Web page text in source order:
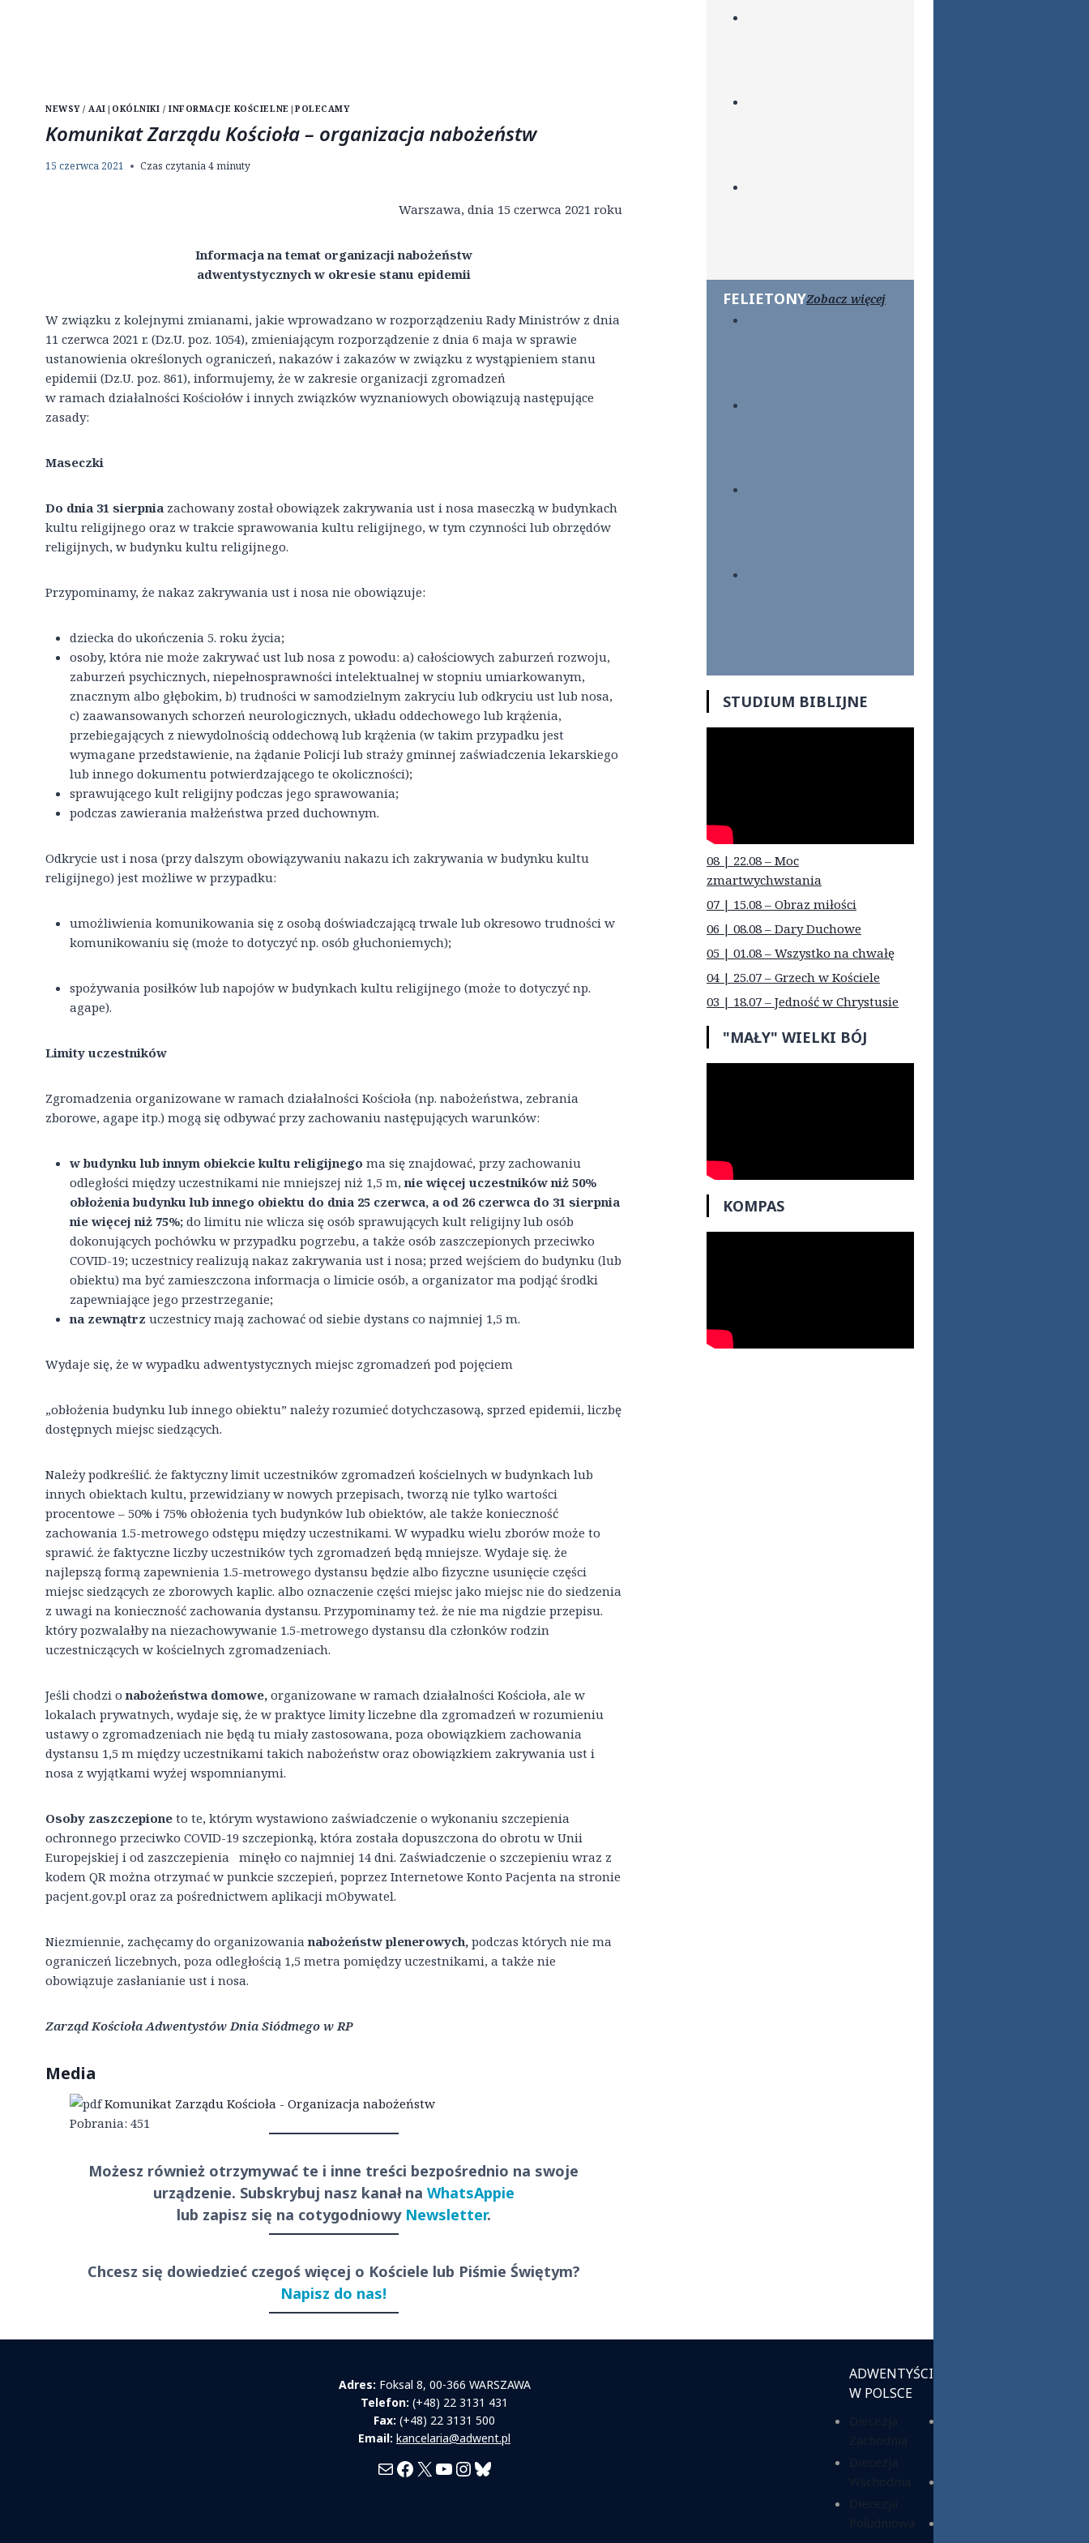
NEWSY / AAI | OKÓLNIKI / INFORMACJE KOŚCIELNE |POLECAMY
Komunikat Zarządu Kościoła – organizacja nabożeństw
15 czerwca 2021 Czas czytania4minuty
Warszawa, dnia 15 czerwca 2021 roku
Informacja na temat organizacji nabożeństw
adwentystycznych w okresie stanu epidemii
W związku z kolejnymi zmianami, jakie wprowadzano w rozporządzeniu Rady Ministrów z dnia
11 czerwca 2021 r. (Dz.U. poz. 1054), zmieniającym rozporządzenie z dnia 6 maja w sprawie
ustanowienia określonych ograniczeń, nakazów i zakazów w związku z wystąpieniem stanu
epidemii (Dz.U. poz. 861), informujemy, że w zakresie organizacji zgromadzeń
w ramach działalności Kościołów i innych związków wyznaniowych obowiązują następujące
zasady:
Maseczki
Do dnia 31 sierpnia zachowany został obowiązek zakrywania ust i nosa maseczką w budynkach
kultu religijnego oraz w trakcie sprawowania kultu religijnego, w tym czynności lub obrzędów
religijnych, w budynku kultu religijnego.
Przypominamy, że nakaz zakrywania ust i nosa nie obowiązuje:
dziecka do ukończenia 5. roku życia;
osoby, która nie może zakrywać ust lub nosa z powodu: a) całościowych zaburzeń rozwoju,
zaburzeń psychicznych, niepełnosprawności intelektualnej w stopniu umiarkowanym,
znacznym albo głębokim, b) trudności w samodzielnym zakryciu lub odkryciu ust lub nosa,
c) zaawansowanych schorzeń neurologicznych, układu oddechowego lub krążenia,
przebiegających z niewydolnością oddechową lub krążenia (w takim przypadku jest
wymagane przedstawienie, na żądanie Policji lub straży gminnej zaświadczenia lekarskiego
lub innego dokumentu potwierdzającego te okoliczności);
sprawującego kult religijny podczas jego sprawowania;
podczas zawierania małżeństwa przed duchownym.
Odkrycie ust i nosa (przy dalszym obowiązywaniu nakazu ich zakrywania w budynku kultu
religijnego) jest możliwe w przypadku:
umożliwienia komunikowania się z osobą doświadczającą trwale lub okresowo trudności w
komunikowaniu się (może to dotyczyć np. osób głuchoniemych);
spożywania posiłków lub napojów w budynkach kultu religijnego (może to dotyczyć np.
agape).
Limity uczestników
Zgromadzenia organizowane w ramach działalności Kościoła (np. nabożeństwa, zebrania
zborowe, agape itp.) mogą się odbywać przy zachowaniu następujących warunków:
w budynku lub innym obiekcie kultu religijnego ma się znajdować, przy zachowaniu
odległości między uczestnikami nie mniejszej niż 1,5 m,nie więcej uczestników niż 50%
obłożenia budynku lub innego obiektu do dnia 25 czerwca, a od 26 czerwca do 31 sierpnia
nie więcej niż 75%; do limitu nie wlicza się osób sprawujących kult religijny lub osób
dokonujących pochówku w przypadku pogrzebu, a także osób zaszczepionych przeciwko
COVID-19; uczestnicy realizują nakaz zakrywania ust i nosa; przed wejściem do budynku (lub
obiektu) ma być zamieszczona informacja o limicie osób, a organizator ma podjąć środki
zapewniające jego przestrzeganie;
na zewnątrz uczestnicy mają zachować od siebie dystans co najmniej 1,5 m.
Wydaje się, że w wypadku adwentystycznych miejsc zgromadzeń pod pojęciem
„obłożenia budynku lub innego obiektu” należy rozumieć dotychczasową, sprzed epidemii, liczbę
dostępnych miejsc siedzących.
Należy podkreślić. że faktyczny limit uczestników zgromadzeń kościelnych w budynkach lub
innych obiektach kultu, przewidziany w nowych przepisach, tworzą nie tylko wartości
procentowe – 50% i 75% obłożenia tych budynków lub obiektów, ale także konieczność
zachowania 1.5-metrowego odstępu między uczestnikami. W wypadku wielu zborów może to
sprawić. że faktyczne liczby uczestników tych zgromadzeń będą mniejsze. Wydaje się. że
najlepszą formą zapewnienia 1.5-metrowego dystansu będzie albo fizyczne usunięcie części
miejsc siedzących ze zborowych kaplic. albo oznaczenie części miejsc jako miejsc nie do siedzenia
z uwagi na konieczność zachowania dystansu. Przypominamy też. że nie ma nigdzie przepisu.
który pozwalałby na niezachowywanie 1.5-metrowego dystansu dla członków rodzin
uczestniczących w kościelnych zgromadzeniach.
Jeśli chodzi onabożeństwa domowe, organizowane w ramach działalności Kościoła, ale w
lokalach prywatnych, wydaje się, że w praktyce limity liczebne dla zgromadzeń w rozumieniu
ustawy o zgromadzeniach nie będą tu miały zastosowana, poza obowiązkiem zachowania
dystansu 1,5 m między uczestnikami takich nabożeństw oraz obowiązkiem zakrywania ust i
nosa z wyjątkami wyżej wspomnianymi.
Osoby zaszczepione to te, którym wystawiono zaświadczenie o wykonaniu szczepienia
ochronnego przeciwko COVID-19 szczepionką, która została dopuszczona do obrotu w Unii
Europejskiej i od zaszczepienia minęło co najmniej 14 dni. Zaświadczenie o szczepieniu wraz z
kodem QR można otrzymać w punkcie szczepień, poprzez Internetowe Konto Pacjenta na stronie
pacjent.gov.pl oraz za pośrednictwem aplikacji mObywatel.
Niezmiennie, zachęcamy do organizowanianabożeństw plenerowych, podczas których nie ma
ograniczeń liczebnych, poza odległością 1,5 metra pomiędzy uczestnikami, a także nie
obowiązuje zasłanianie ust i nosa.
Zarząd Kościoła Adwentystów Dnia Siódmego w RP
Media
Komunikat Zarządu Kościoła - Organizacja nabożeństw
Pobrania: 451
Możesz również otrzymywać te i inne treści bezpośrednio na swoje
urządzenie. Subskrybuj nasz kanał na WhatsAppie
lub zapisz się na cotygodniowy Newsletter.
Chcesz się dowiedzieć czegoś więcej o Kościele lub Piśmie Świętym?
Napisz do nas!
FELIETONYZobacz więcej
STUDIUM BIBLIJNE
08 | 22.08 – Moc
zmartwychwstania
07 | 15.08 – Obraz miłości
06 | 08.08 – Dary Duchowe
05 | 01.08 – Wszystko na chwałę
04 | 25.07 – Grzech w Kościele
03 | 18.07 – Jedność w Chrystusie
"MAŁY" WIELKI BÓJ
KOMPAS
Adres: Foksal 8, 00-366 WARSZAWA
Telefon: (+48) 22 3131 431
Fax: (+48) 22 3131 500
Email: kancelaria@adwent.pl
MailFacebook
X YouTube
Instagram
Bluesky
ADWENTYŚCI
W POLSCE